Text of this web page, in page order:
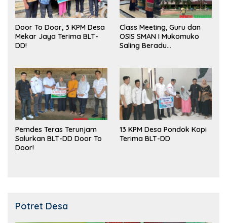
Door To Door, 3 KPM Desa
Mekar Jaya Terima BLT-
DD!
Class Meeting, Guru dan
OSIS SMAN I Mukomuko
Saling Beradu
Pemdes Teras Terunjam
Salurkan BLT-DD Door To
Door!
13 KPM Desa Pondok Kopi
Terima BLT-DD
Potret Desa